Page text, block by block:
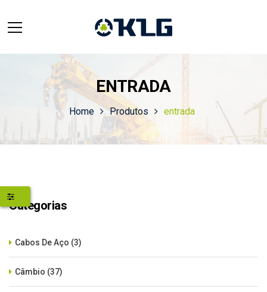
ENTRADA
Home Produtos entrada
Categorias
Cabos De Aço (3)
Câmbio (37)